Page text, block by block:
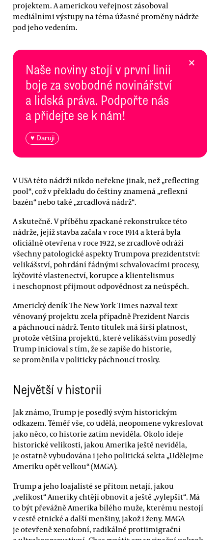
projektem. A americkou veřejnost zásoboval
mediálními výstupy na téma úžasné proměny nádrže
pod jeho vedením.
Naše noviny stojí v první linii
boje za svobodné novinářství
a lidská práva. Podpořte nás
a přidejte se k nám!
♥ Daruji
×
V USA této nádrži nikdo neřekne jinak, než „reflecting
pool“, což v překladu do češtiny znamená „reflexní
bazén“ nebo také „zrcadlová nádrž“.
A skutečně. V příběhu zpackané rekonstrukce této
nádrže, jejíž stavba začala v roce 1914 a která byla
oficiálně otevřena v roce 1922, se zrcadlově odráží
všechny patologické aspekty Trumpova prezidentství:
velikášství, pohrdání řádnými schvalovacími procesy,
kýčovité vlastenectví, korupce a klientelismus
i neschopnost přijmout odpovědnost za neúspěch.
Americký deník The New York Times nazval text
věnovaný projektu zcela případně Prezident Narcis
a páchnoucí nádrž. Tento titulek má širší platnost,
protože většina projektů, které velikášstvím posedlý
Trump inicioval s tím, že se zapíše do historie,
se proměnila v politicky páchnoucí trosky.
Největší v historii
Jak známo, Trump je posedlý svým historickým
odkazem. Téměř vše, co udělá, neopomene vykreslovat
jako něco, co historie zatím neviděla. Okolo ideje
historické velikosti, jakou Amerika ještě neviděla,
je ostatně vybudována i jeho politická sekta „Udělejme
Ameriku opět velkou“ (MAGA).
Trump a jeho loajalisté se přitom netají, jakou
„velikost“ Ameriky chtějí obnovit a ještě „vylepšit“. Má
to být převážně Amerika bílého muže, kterému nestojí
v cestě etnické a další menšiny, jakož i ženy. MAGA
je otevřeně xenofobní, radikálně protiimigrační